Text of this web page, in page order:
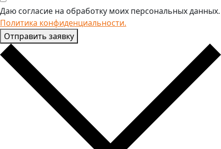
Даю согласие на обработку моих персональных данных.
Политика конфиденциальности.
Отправить заявку